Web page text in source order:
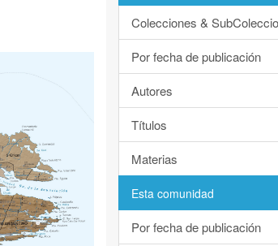
Colecciones &
Por fecha de publicación
Autores
Títulos
Materias
Esta comunidad
Por fecha de publicación